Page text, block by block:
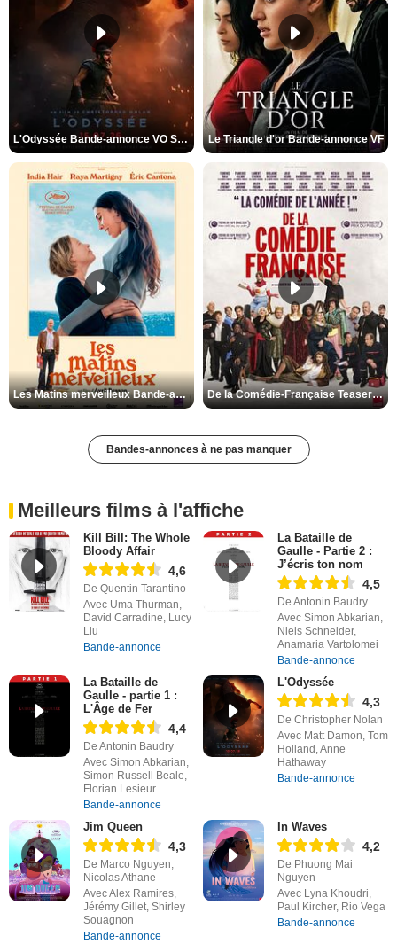
L'Odyssée Bande-annonce VO STFR Le Triangle d'or Bande-annonce VF
Les Matins merveilleux Bande-annonce VF De la Comédie-Française Teaser VF
Bandes-annonces à ne pas manquer
Meilleurs films à l'affiche
Kill Bill: The Whole
Bloody Affair
4,6
De Quentin Tarantino
Avec Uma Thurman,
David Carradine, Lucy
Liu
Bande-annonce
La Bataille de
Gaulle - Partie 2 :
J’écris ton nom
4,5
De Antonin Baudry
Avec Simon Abkarian,
Niels Schneider,
Anamaria Vartolomei
Bande-annonce
La Bataille de
Gaulle - partie 1 :
L'Âge de Fer
4,4
De Antonin Baudry
Avec Simon Abkarian,
Simon Russell Beale,
Florian Lesieur
Bande-annonce
L'Odyssée
4,3
De Christopher Nolan
Avec Matt Damon, Tom
Holland, Anne
Hathaway
Bande-annonce
Jim Queen
4,3
De Marco Nguyen,
Nicolas Athane
Avec Alex Ramires,
Jérémy Gillet, Shirley
Souagnon
Bande-annonce
In Waves
4,2
De Phuong Mai
Nguyen
Avec Lyna Khoudri,
Paul Kircher, Rio Vega
Bande-annonce